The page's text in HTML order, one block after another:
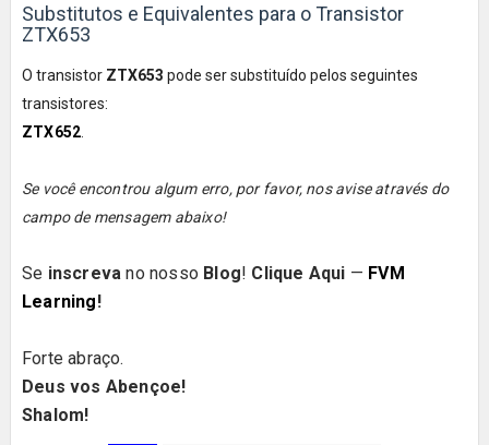
Substitutos e Equivalentes para o Transistor
ZTX653
O transistor ZTX653 pode ser substituído pelos seguintes
transistores:
ZTX652
Se você encontrou algum erro, por favor, nos avise através do
campo de mensagem abaixo!
Se inscreva no nosso Blog! Clique Aqui — FVM
Learning!
Forte abraço.
Deus vos Abençoe!
Shalom!